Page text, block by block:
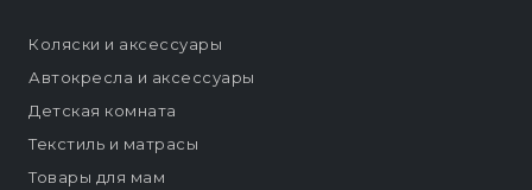
Коляски и аксессуары
Автокресла и аксессуары
Детская комната
Текстиль и матрасы
Товары для мам